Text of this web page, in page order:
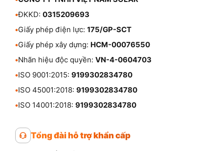
•ĐKKD: 0315209693
•Giấy phép điện lực: 175/GP-SCT
•Giấy phép xây dựng: HCM-00076550
•Nhãn hiệu độc quyền: VN-4-0604703
•ISO 9001:2015: 9199302834780
•ISO 45001:2018: 9199302834780
•ISO 14001:2018: 9199302834780
Tổng đài hỗ trợ khẩn cấp